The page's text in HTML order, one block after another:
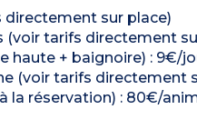
sur place)
(voir tarifs directement
haute + baignoire) : 9€/
(voir tarifs directement
la réservation) : 80€/